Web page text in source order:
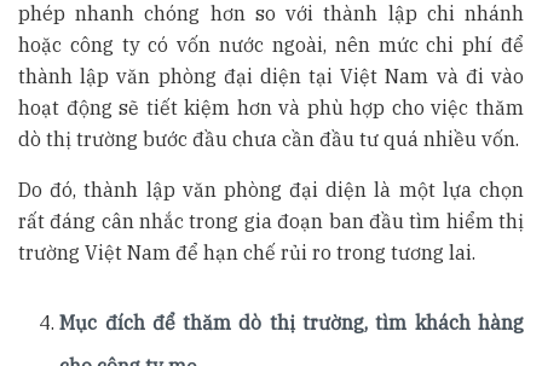
phép nhanh chóng hơn so với thành lập chi nhánh
hoặc công ty có vốn nước ngoài, nên mức chi phí để
thành lập văn phòng đại diện tại Việt Nam và đi vào
hoạt động sẽ tiết kiệm hơn và phù hợp cho việc thăm
dò thị trường bước đầu chưa cần đầu tư quá nhiều vốn.
Do đó, thành lập văn phòng đại diện là một lựa chọn
rất đáng cân nhắc trong gia đoạn ban đầu tìm hiểm thị
trường Việt Nam để hạn chế rủi ro trong tương lai.
Mục đích để thăm dò thị trường, tìm khách hàng